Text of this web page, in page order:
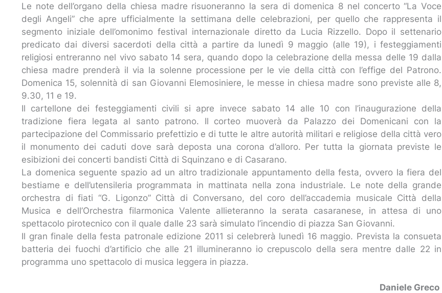
Le note dell’organo della chiesa madre risuoneranno la sera di domenica 8 nel concerto “La Voce
degli Angeli” che apre ufficialmente la settimana delle celebrazioni, per quello che rappresenta il
segmento iniziale dell’omonimo festival internazionale diretto da Lucia Rizzello. Dopo il settenario
predicato dai diversi sacerdoti della città a partire da lunedì 9 maggio (alle 19), i festeggiamenti
religiosi entreranno nel vivo sabato 14 sera, quando dopo la celebrazione della messa delle 19 dalla
chiesa madre prenderà il via la solenne processione per le vie della città con l’effige del Patrono.
Domenica 15, solennità di san Giovanni Elemosiniere, le messe in chiesa madre sono previste alle 8,
9.30, 11 e 19.
Il cartellone dei festeggiamenti civili si apre invece sabato 14 alle 10 con l’inaugurazione della
tradizione fiera legata al santo patrono. Il corteo muoverà da Palazzo dei Domenicani con la
partecipazione del Commissario prefettizio e di tutte le altre autorità militari e religiose della città vero
il monumento dei caduti dove sarà deposta una corona d’alloro. Per tutta la giornata previste le
esibizioni dei concerti bandisti Città di Squinzano e di Casarano.
La domenica seguente spazio ad un altro tradizionale appuntamento della festa, ovvero la fiera del
bestiame e dell’utensileria programmata in mattinata nella zona industriale. Le note della grande
orchestra di fiati “G. Ligonzo” Città di Conversano, del coro dell’accademia musicale Città della
Musica e dell’Orchestra filarmonica Valente allieteranno la serata casaranese, in attesa di uno
spettacolo pirotecnico con il quale dalle 23 sarà simulato l’incendio di piazza San Giovanni.
Il gran finale della festa patronale edizione 2011 si celebrerà lunedì 16 maggio. Prevista la consueta
batteria dei fuochi d’artificio che alle 21 illumineranno io crepuscolo della sera mentre dalle 22 in
programma uno spettacolo di musica leggera in piazza.
Daniele Greco